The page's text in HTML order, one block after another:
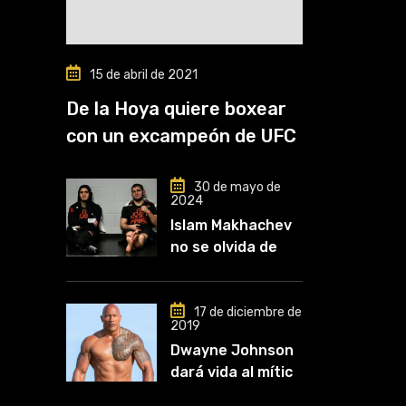
15 de abril de 2021
De la Hoya quiere boxear
con un excampeón de UFC
30 de mayo de
2024
Islam Makhachev
no se olvida de
que comencé a
entrenar, jugó un
papel clave en mi
carrera»
17 de diciembre de
2019
Dwayne Johnson
dará vida al mítico